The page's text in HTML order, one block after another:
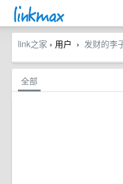
link之家 › 用户 › 发财的李
全部